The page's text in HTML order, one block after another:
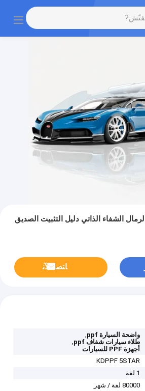
8.5 ميل صافي TPU الرمال الشفاء الذاتي دليل التثبيت الصديق
ﺎﺘﺼﻟ ﺍﻶﻧ
واضحة السيارة ppf
,
طلاء سيارات شفاف ppf
,
أجهزة PPF للسيارات
KDPPF 5STAR
1 لفة
80000 لفة / شهر